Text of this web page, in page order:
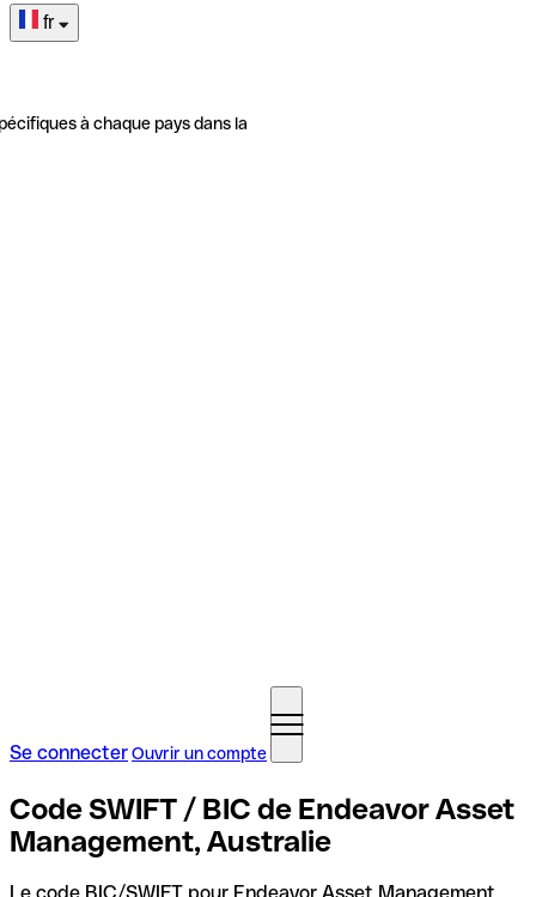
fr
à chaque pays dans la
Se connecterOuvrir un compte
Code SWIFT / BIC de Endeavor Asset
Management, Australie